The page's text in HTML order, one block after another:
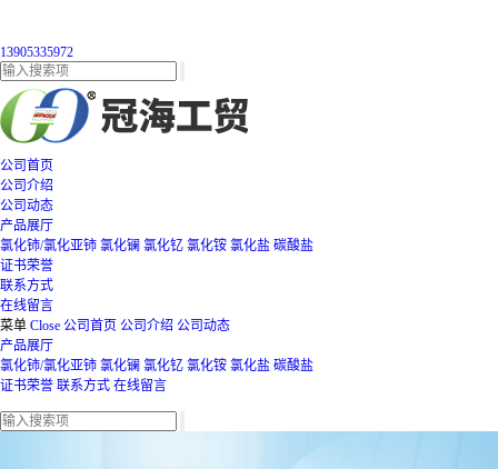
13905335972
公司首页
公司介绍
公司动态
产品展厅
氯化铈/氯化亚铈 氯化镧 氯化钇 氯化铵 氯化盐 碳酸盐
证书荣誉
联系方式
在线留言
菜单 Close 公司首页 公司介绍 公司动态
产品展厅
氯化铈/氯化亚铈 氯化镧 氯化钇 氯化铵 氯化盐 碳酸盐
证书荣誉 联系方式 在线留言